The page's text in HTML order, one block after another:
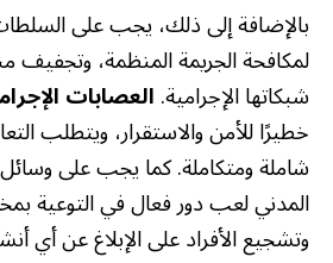
بالإضافة إلى ذلك، يجب على
لمكافحة الجريمة المنظمة، وتجفيف
شبكاتها الإجرامية.العصابات
خطيرًا للأمن والاستقرار، ويتطلب
شاملة ومتكاملة. كما يجب على وسائل
المدني لعب دور فعال في التوعية
وتشجيع الأفراد على الإبلاغ عن أي